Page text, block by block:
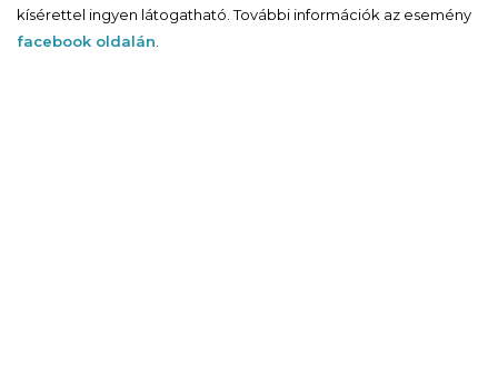
kísérettel ingyen látogatható. További információk az esemény
facebook oldalán